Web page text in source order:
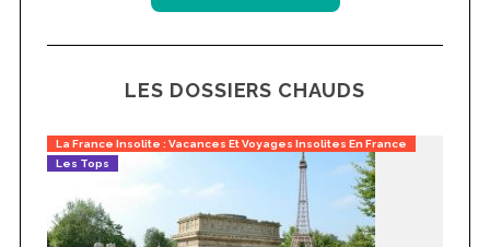
LES DOSSIERS CHAUDS
La France Insolite : Vacances Et Voyages Insolites En France
Les Tops